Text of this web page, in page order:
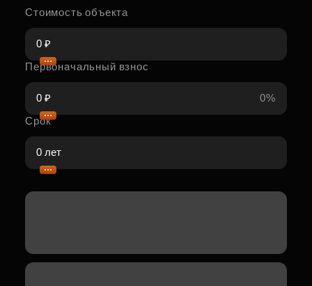
Стоимость объекта
Первоначальный взнос
0%
Срок